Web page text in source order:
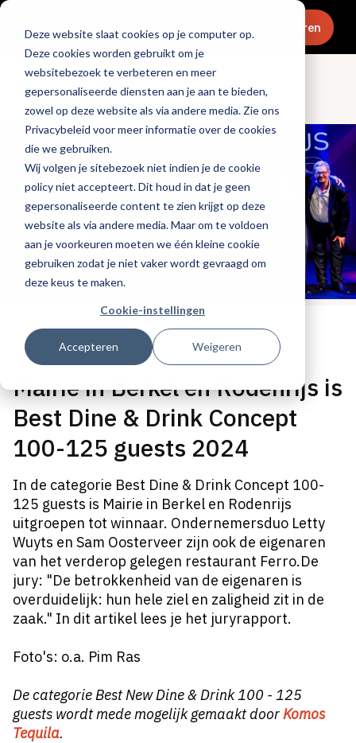
Deze website slaat cookies op je computer op.
Deze cookies worden gebruikt om je
websitebezoek te verbeteren en meer
gepersonaliseerde diensten aan je aan te bieden,
zowel op deze website als via andere media. Zie ons
Privacybeleid voor meer informatie over de cookies
die we gebruiken.
Wij volgen je sitebezoek niet indien je de cookie
policy niet accepteert. Dit houd in dat je geen
gepersonaliseerde content te zien krijgt op deze
website als via andere media. Maar om te voldoen
aan je voorkeuren moeten we één kleine cookie
gebruiken zodat je niet vaker wordt gevraagd om
deze keus te maken.
Cookie-instellingen
Accepteren Weigeren
Menu Abonneren
Entree Awards
Tags:entree-awards-2024
Gepubliceerd op: 2 december 2024
Mairie in Berkel en Rodenrijs is
Best Dine & Drink Concept
100-125 guests 2024
In de categorie Best Dine & Drink Concept 100-
125 guests is Mairie in Berkel en Rodenrijs
uitgroepen tot winnaar. Ondernemersduo Letty
Wuyts en Sam Oosterveer zijn ook de eigenaren
van het verderop gelegen restaurant Ferro.De
jury: "De betrokkenheid van de eigenaren is
overduidelijk: hun hele ziel en zaligheid zit in de
zaak." In dit artikel lees je het juryrapport.
Foto's: o.a. Pim Ras
De categorie Best New Dine & Drink 100 - 125
guests wordt mede mogelijk gemaakt doorKomos
Tequila.